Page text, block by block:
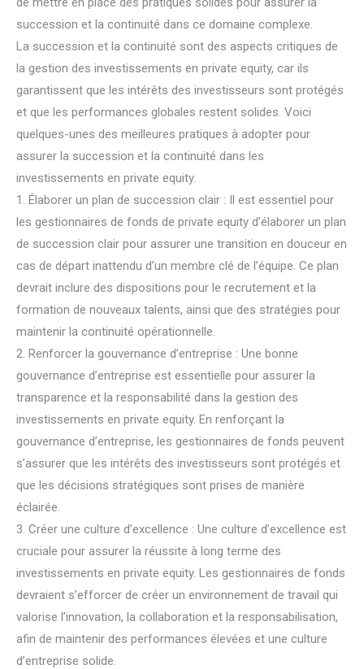
succession et la continuité dans ce domaine complexe.
La succession et la continuité sont des aspects critiques de
la gestion des investissements en private equity, car ils
garantissent que les intérêts des investisseurs sont protégés
et que les performances globales restent solides. Voici
quelques-unes des meilleures pratiques à adopter pour
assurer la succession et la continuité dans les
investissements en private equity.
1. Élaborer un plan de succession clair : Il est essentiel pour
les gestionnaires de fonds de private equity d’élaborer un plan
de succession clair pour assurer une transition en douceur en
cas de départ inattendu d’un membre clé de l’équipe. Ce plan
devrait inclure des dispositions pour le recrutement et la
formation de nouveaux talents, ainsi que des stratégies pour
maintenir la continuité opérationnelle.
2. Renforcer la gouvernance d’entreprise : Une bonne
gouvernance d’entreprise est essentielle pour assurer la
transparence et la responsabilité dans la gestion des
investissements en private equity. En renforçant la
gouvernance d’entreprise, les gestionnaires de fonds peuvent
s’assurer que les intérêts des investisseurs sont protégés et
que les décisions stratégiques sont prises de manière
éclairée.
3. Créer une culture d’excellence : Une culture d’excellence est
cruciale pour assurer la réussite à long terme des
investissements en private equity. Les gestionnaires de fonds
devraient s’efforcer de créer un environnement de travail qui
valorise l’innovation, la collaboration et la responsabilisation,
afin de maintenir des performances élevées et une culture
d’entreprise solide.